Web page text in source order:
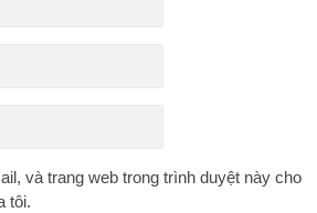
và trang web trong trình duyệt này cho
tôi.